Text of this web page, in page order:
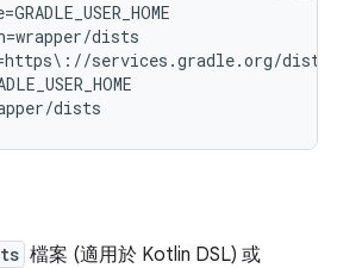
dists
services.gradle.org/
檔案 (適用於 Kotlin DSL) 或